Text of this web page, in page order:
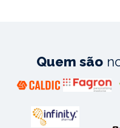
Quem são